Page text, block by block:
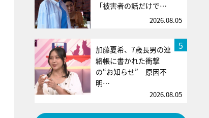
「被害者の話だけで…
2026.08.05
5
加藤夏希、7歳長男の連
絡帳に書かれた衝撃
の“お知らせ” 原因不
明…
2026.08.05